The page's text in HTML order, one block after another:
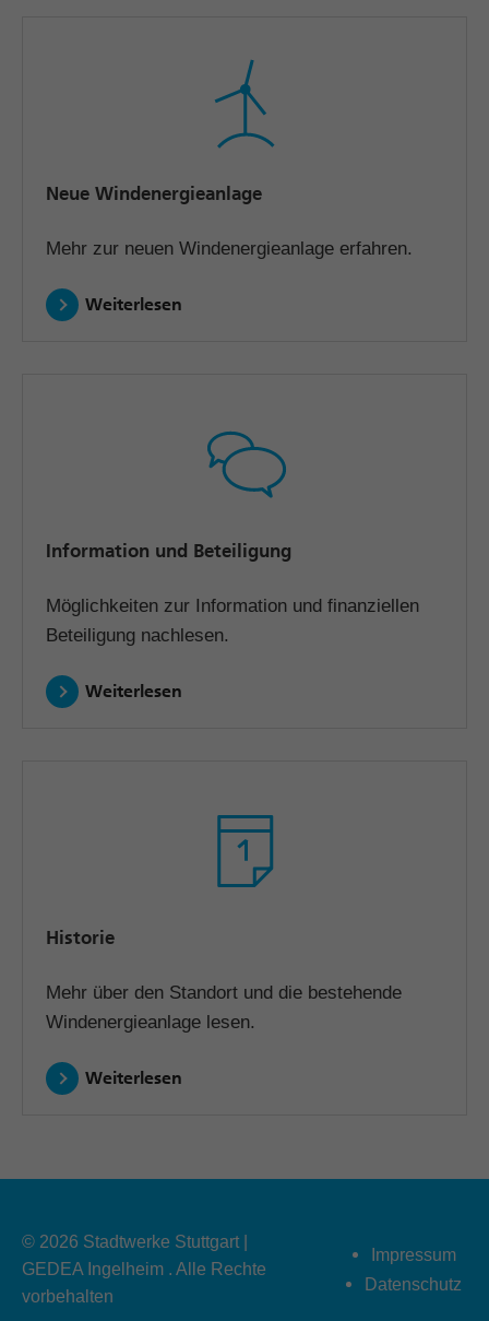
Neue Windenergieanlage
Mehr zur neuen Windenergieanlage erfahren.
Weiterlesen
Information und Beteiligung
Möglichkeiten zur Information und finanziellen
Beteiligung nachlesen.
Weiterlesen
Historie
Mehr über den Standort und die bestehende
Windenergieanlage lesen.
Weiterlesen
© 2026 Stadtwerke Stuttgart
GEDEA Ingelheim . Alle Rechte
vorbehalten
Impressum
Datenschutz